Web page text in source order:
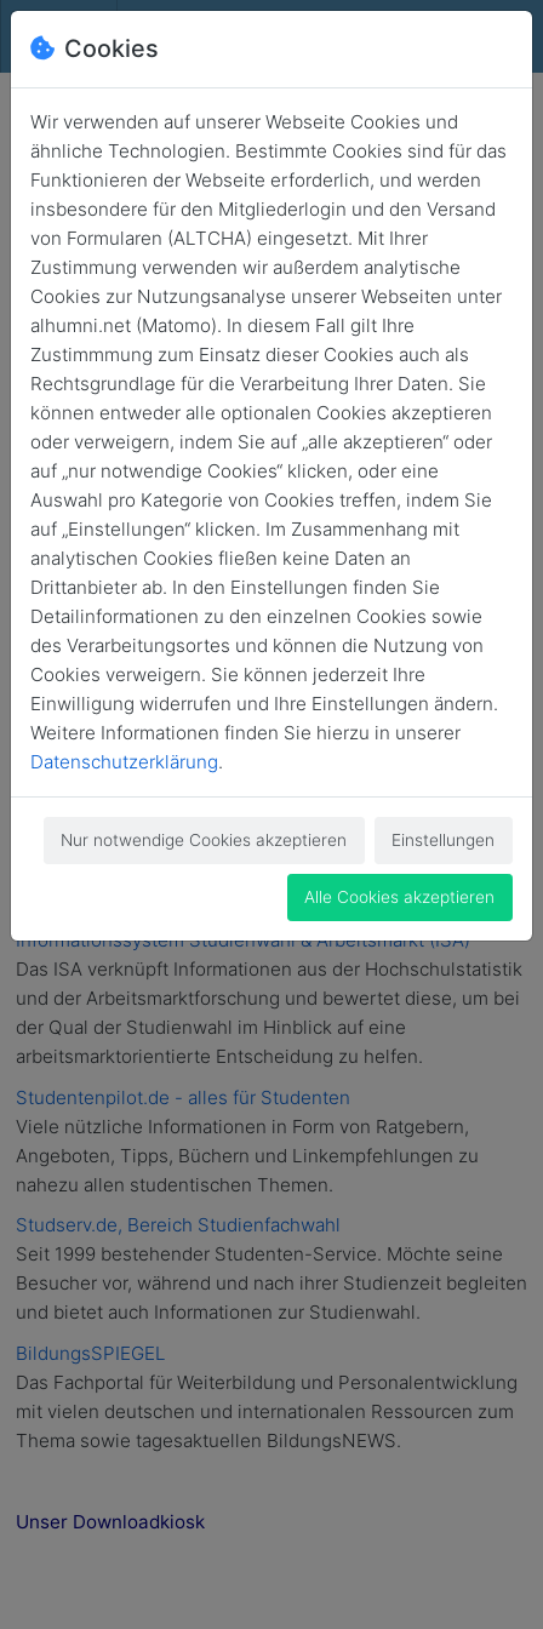
Alhumni.net
Schule
Homepage des Humboldt-Gymnasiums
Verein der Ehemaligen und Freunde des Humboldt-
Gymnasiums Düsseldorf
Das ehemalige Lise-Meitner Gymnasium
Webangebote mit Berufs- und Studieninformationen:
Linkliste des Bildungsservers zur Studienwahl
Liste mit Verweisen zu den Klassikern, z.B. Studien- und
Berufswahl, Studieren im Netz, Hochschulkompass und
dem Informationssystem Studienwahl und Arbeitsmarkt
(ISA)
Netzwerk Wege ins Studium
Gemeinsame Initiative mehrerer staatlicher Institutionen
und Verbände, die Hemmnisse auf dem Weg ins Studium
ausräumen möchte
EINSTIEG.com - Ausbildung, Studium und Beruf
Privates Angebot der EINSTIEG GmbH mit regelmäßigen
aktuellen Information zum Übergang von Schule zu
Studium und Beruf
Abitur und Studium - Abitur, Studium und
Fördermöglichkeiten
Studieneignungstest, -wahl, -platzsuche, -abschluss bis
zur Studienfinanzierung. Die GmbH finanziert sich über die
Platzierung von Werbung. Alle Angaben sind ohne Gewähr.
Informationssystem Studienwahl & Arbeitsmarkt (ISA)
Das ISA verknüpft Informationen aus der Hochschulstatistik
und der Arbeitsmarktforschung und bewertet diese, um bei
der Qual der Studienwahl im Hinblick auf eine
arbeitsmarktorientierte Entscheidung zu helfen.
Studentenpilot.de - alles für Studenten
Viele nützliche Informationen in Form von Ratgebern,
Angeboten, Tipps, Büchern und Linkempfehlungen zu
nahezu allen studentischen Themen.
Studserv.de, Bereich Studienfachwahl
Seit 1999 bestehender Studenten-Service. Möchte seine
Besucher vor, während und nach ihrer Studienzeit begleiten
und bietet auch Informationen zur Studienwahl.
BildungsSPIEGEL
Das Fachportal für Weiterbildung und Personalentwicklung
mit vielen deutschen und internationalen Ressourcen zum
Thema sowie tagesaktuellen BildungsNEWS.
Unser Downloadkiosk
Cookies
Wir verwenden auf unserer Webseite Cookies und
ähnliche Technologien. Bestimmte Cookies sind für das
Funktionieren der Webseite erforderlich, und werden
insbesondere für den Mitgliederlogin und den Versand
von Formularen (ALTCHA) eingesetzt. Mit Ihrer
Zustimmung verwenden wir außerdem analytische
Cookies zur Nutzungsanalyse unserer Webseiten unter
alhumni.net (Matomo). In diesem Fall gilt Ihre
Zustimmmung zum Einsatz dieser Cookies auch als
Rechtsgrundlage für die Verarbeitung Ihrer Daten. Sie
können entweder alle optionalen Cookies akzeptieren
oder verweigern, indem Sie auf „alle akzeptieren“ oder
auf „nur notwendige Cookies“ klicken, oder eine
Auswahl pro Kategorie von Cookies treffen, indem Sie
auf „Einstellungen“ klicken. Im Zusammenhang mit
analytischen Cookies fließen keine Daten an
Drittanbieter ab. In den Einstellungen finden Sie
Detailinformationen zu den einzelnen Cookies sowie
des Verarbeitungsortes und können die Nutzung von
Cookies verweigern. Sie können jederzeit Ihre
Einwilligung widerrufen und Ihre Einstellungen ändern.
Weitere Informationen finden Sie hierzu in unserer
Datenschutzerklärung.
Nur notwendige Cookies akzeptieren Einstellungen
Alle Cookies akzeptieren